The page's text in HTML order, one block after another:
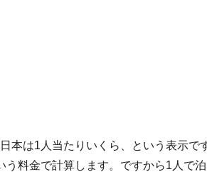
本は1人当たりいくら、という表示で
う料金で計算します。ですから1人で